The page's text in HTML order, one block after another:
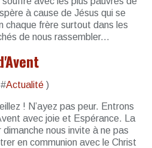
à cause de Jésus qui se
chaque frère surtout dans les
de nous rassembler...
Actualité )
! N’ayez pas peur. Entrons
avec joie et Espérance. La
dimanche nous invite à ne pas
en communion avec le Christ